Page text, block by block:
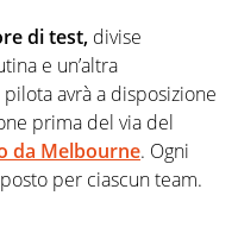
di test, divise
e un’altra
avrà a disposizione
prima del via del
da Melbourne. Ogni
per ciascun team.